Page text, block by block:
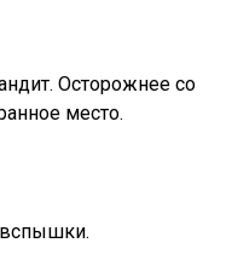
Осторожнее со
место.